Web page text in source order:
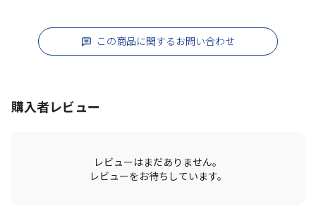
この商品に関するお問い合わせ
購入者レビュー
レビューはまだありません。
レビューをお待ちしています。